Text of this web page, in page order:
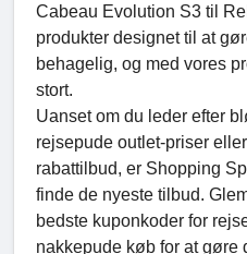
Cabeau Evolution S3 til
produkter designet til at
behagelig, og med vores
stort.
Uanset om du leder efter
rejsepude outlet-priser
rabattilbud, er Shopping
finde de nyeste tilbud.
bedste kuponkoder for
nakkepude køb for at gøre